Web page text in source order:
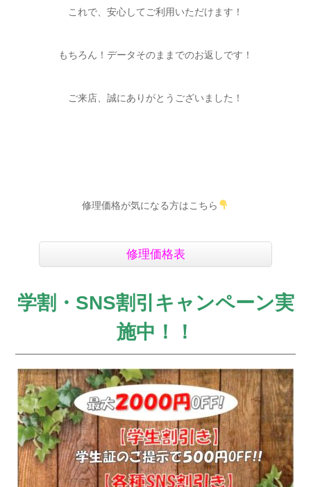
これで、安心してご利用いただけます！
もちろん！データそのままでのお返しです！
ご来店、誠にありがとうございました！
修理価格が気になる方はこちら
修理価格表
学割・SNS割引キャンペーン実
施中！！